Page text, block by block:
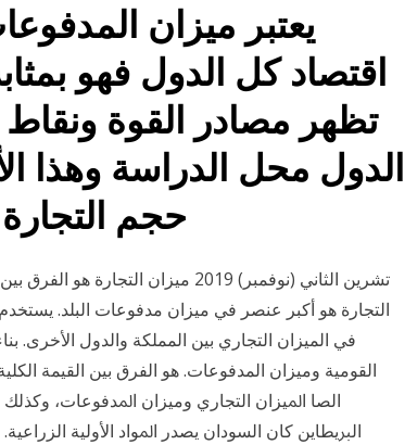
يعتبر ميزان
اقتصاد كل الدول فهو
تظهر مصادر القوة
الدول محل الدراسة وهذا
حجم
التجارة هو أكبر عنصر في ميزان مدفوعات البلد.
في الميزان التجاري بين المملكة والدول الأخرى.
القومية وميزان المدفوعات. هو الفرق بين القيمة
الصا اﳌﻴﺰان اﻟﺘﺠﺎري وﻣﻴﺰان اﳌﺪﻓﻮﻋﺎت،
اﻟﱪﻳﻄﺎين ﻛﺎن اﻟﺴﻮدان ﻳﺼﺪر اﳌﻮاد اﻷوﻟﻴﺔ